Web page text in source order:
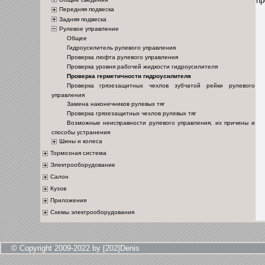
Передняя подвеска
Задняя подвеска
Рулевое управление
Общее
Гидроусилитель рулевого управления
Проверка люфта рулевого управления
Проверка уровня рабочей жидкости гидроусилителя
Проверка герметичности гидроусилителя
Проверка грязезащитных чехлов зубчатой рейки рулевого
управления
Замена наконечников рулевых тяг
Проверка грязезащитных чехлов рулевых тяг
Возможные неисправности рулевого управления, их причины и
способы устранения
Шины и колеса
Тормозная система
Электрооборудование
Салон
Кузов
Приложения
Схемы электрооборудования
© Copyright 2009-2022 by [202]Denis